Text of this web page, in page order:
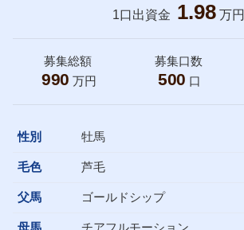
1口出資金 1.98 万円
募集総額
990 万円
募集口数
500 口
性別 牡馬
毛色 芦毛
父馬 ゴールドシップ
母馬 チアフルモーション